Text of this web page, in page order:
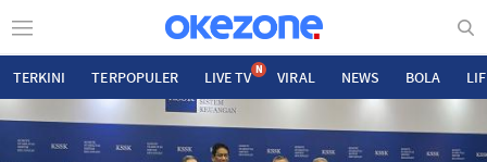
TERKINI TERPOPULER LIVE TV N VIRAL NEWS BOLA